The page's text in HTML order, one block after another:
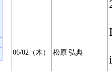
06/02（木） 松原 弘典